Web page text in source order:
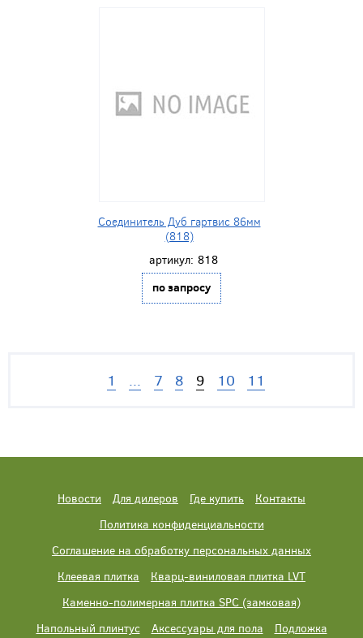
Соединитель Дуб гартвис 86мм
(818)
артикул: 818
по запросу
1 ... 7 8 9 10 11
Новости Для дилеров Где купить
Контакты
Политика конфиденциальности
Соглашение на обработку персональных данных
Клеевая плитка
Кварц-виниловая плитка LVT
Каменно-полимерная плитка SPC (замковая)
Напольный плинтус
Аксессуары для пола Подложка